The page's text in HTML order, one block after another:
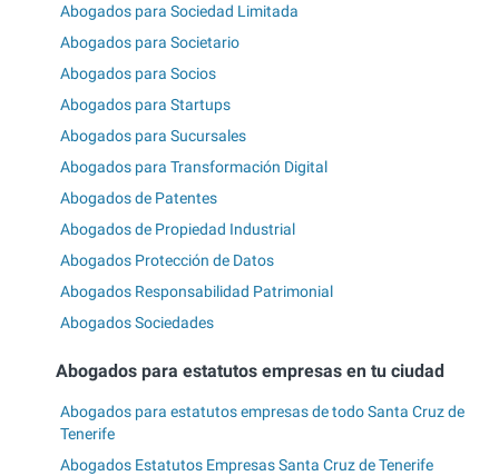
Abogados para Sociedad Limitada
Abogados para Societario
Abogados para Socios
Abogados para Startups
Abogados para Sucursales
Abogados para Transformación Digital
Abogados de Patentes
Abogados de Propiedad Industrial
Abogados Protección de Datos
Abogados Responsabilidad Patrimonial
Abogados Sociedades
Abogados para estatutos empresas en tu ciudad
Abogados para estatutos empresas de todo Santa Cruz de
Tenerife
Abogados Estatutos Empresas Santa Cruz de Tenerife